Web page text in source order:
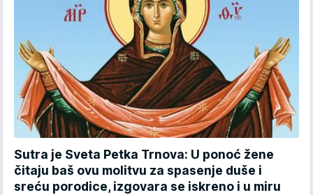
Sutra je Sveta Petka Trnova: U ponoć žene
čitaju baš ovu molitvu za spasenje duše i
sreću porodice, izgovara se iskreno i u miru